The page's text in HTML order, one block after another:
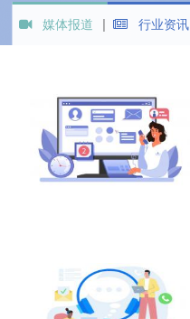
媒体报道 行业资讯